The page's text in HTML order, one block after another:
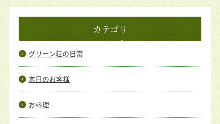
カテゴリ
グリーン荘の日常
本日のお客様
お料理